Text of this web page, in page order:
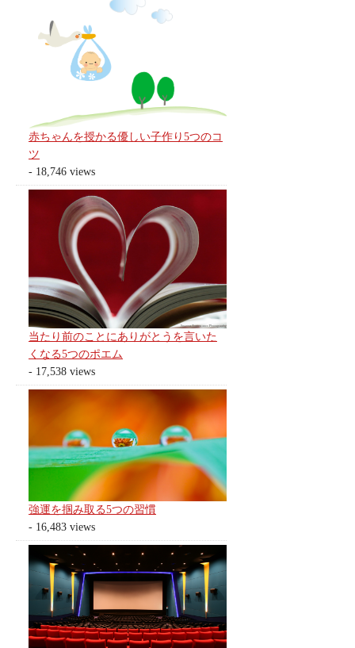
赤ちゃんを授かる優しい子作り5つのコ
ツ
- 18,746 views
当たり前のことにありがとうを言いた
くなる5つのポエム
- 17,538 views
強運を掴み取る5つの習慣
- 16,483 views